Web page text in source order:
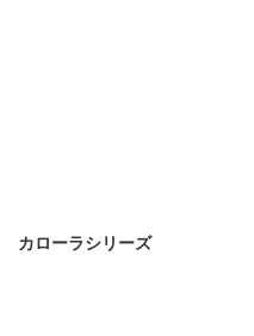
カローラシリーズ